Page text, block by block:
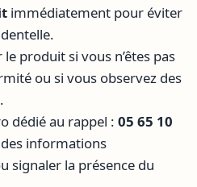
immédiatement pour éviter
produit si vous n’êtes pas
ou si vous observez des
dédié au rappel : 05 65 10
informations
signaler la présence du